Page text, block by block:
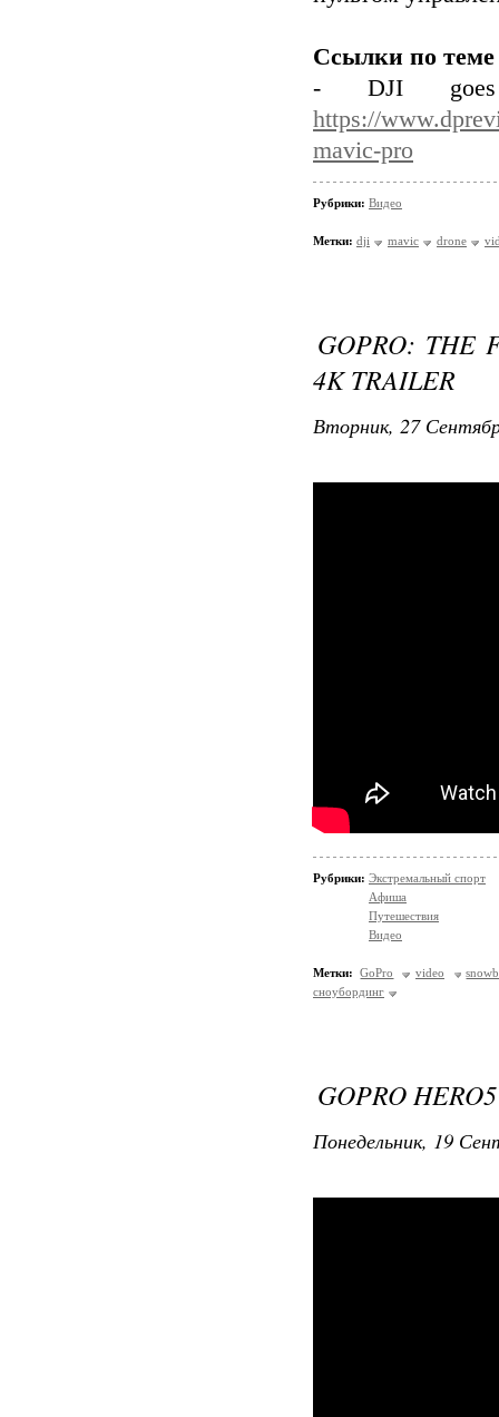
Ссылки по теме
- DJI
https://
mavic-pro
Рубрики: Видео
Метки: dji mavic drone
GOPRO: THE
4K TRAILER
Вторник, 27
Рубрики: Экстремальный спорт
Афиша
Путешествия
Видео
Метки: GoPro video
сноубординг
GOPRO
Понедельник, 19